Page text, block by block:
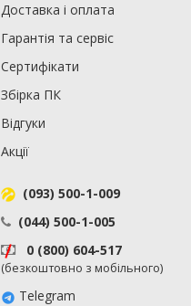
Доставка і оплата
Гарантія та сервіс
Сертифікати
Збірка ПК
Відгуки
Акції
(093) 500-1-009
(044) 500-1-005
0 (800) 604-517
(безкоштовно з мобільного)
Telegram